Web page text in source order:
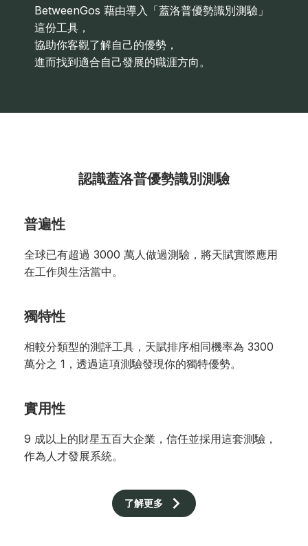
BetweenGos 藉由導入「蓋洛普優勢識別測驗」
這份工具，
協助你客觀了解自己的優勢，
進而找到適合自己發展的職涯方向。
認識蓋洛普優勢識別測驗
普遍性
全球已有超過 3000 萬人做過測驗，將天賦實際應用
在工作與生活當中。
獨特性
相較分類型的測評工具，天賦排序相同機率為 3300
萬分之 1，透過這項測驗發現你的獨特優勢。
實用性
9 成以上的財星五百大企業，信任並採用這套測驗，
作為人才發展系統。
了解更多